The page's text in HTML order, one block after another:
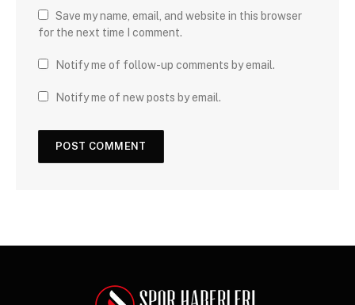
Save my name, email, and website in this browser
for the next time I comment.
Notify me of follow-up comments by email.
Notify me of new posts by email.